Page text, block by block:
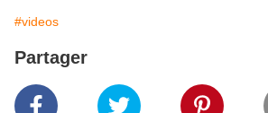
#videos
Partager